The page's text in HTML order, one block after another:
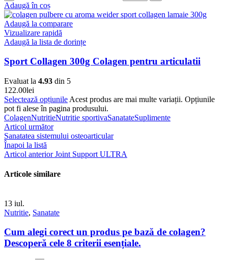
Adaugă în coș
Adaugă la comparare
Vizualizare rapidă
Adaugă la lista de dorințe
Sport Collagen 300g Colagen pentru articulatii
Evaluat la 4.93 din 5
122.00lei
Selectează opțiunile Acest produs are mai multe variații. Opțiunile
pot fi alese în pagina produsului.
ColagenNutritieNutritie sportivaSanatateSuplimente
Articol următor
Sanatatea sistemului osteoarticular
Înapoi la listă
Articol anterior Joint Support ULTRA
Articole similare
13 iul.
Nutritie, Sanatate
Cum alegi corect un produs pe bază de colagen?
Descoperă cele 8 criterii esențiale.